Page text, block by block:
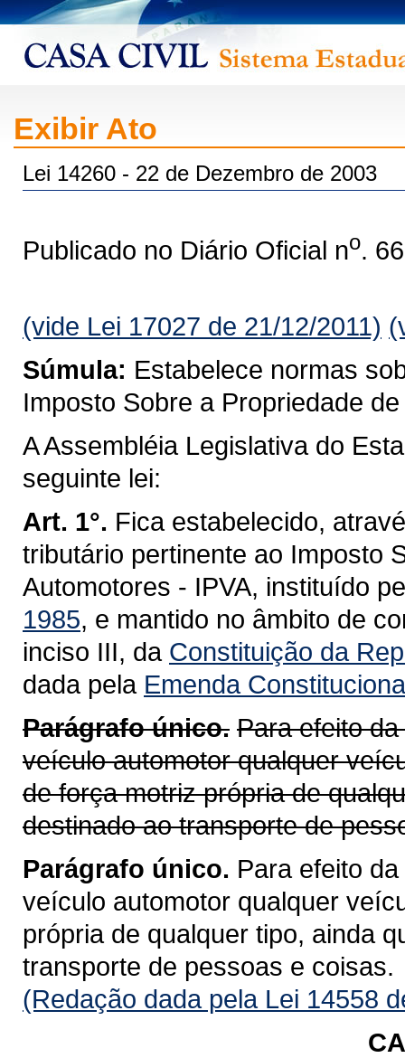
Exibir Ato
Lei 14260 - 22 de Dezembro de 2003
Publicado no Diário Oficial no.
(vide Lei 17027 de 21/12/2011)
Súmula: Estabelece normas
Imposto Sobre a Propriedade
A Assembléia Legislativa do
seguinte lei:
Art. 1°. Fica estabelecido,
tributário pertinente ao Imposto
Automotores - IPVA, instituído
1985, e mantido no âmbito de
inciso III, da Constituição da
dada pela Emenda
Parágrafo único. Para efeito
veículo automotor qualquer
de força motriz própria de
destinado ao transporte de
Parágrafo único. Para efeito
veículo automotor qualquer
própria de qualquer tipo, ainda
transporte de pessoas e coisas.
(Redação dada pela Lei 14558